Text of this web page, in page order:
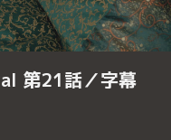
第21話／字幕